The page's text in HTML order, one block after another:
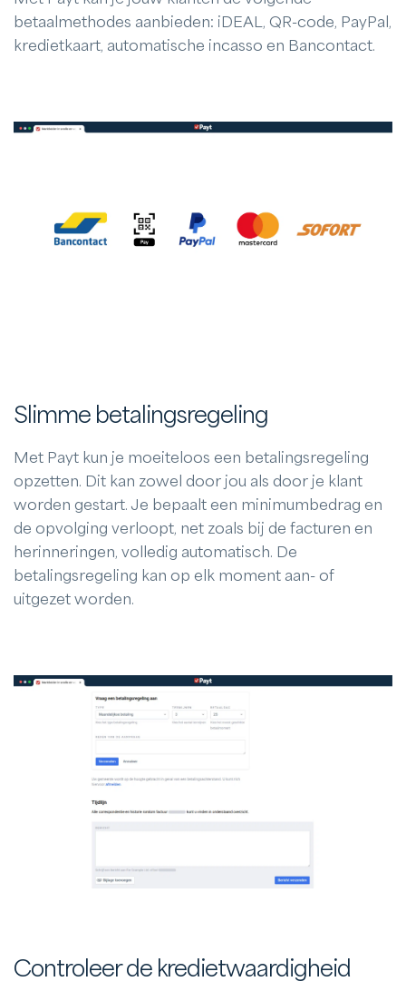
betaalmethodes aanbieden: iDEAL, QR-code, PayPal,
kredietkaart, automatische incasso en Bancontact.
Slimme betalingsregeling
Met Payt kun je moeiteloos een betalingsregeling
opzetten. Dit kan zowel door jou als door je klant
worden gestart. Je bepaalt een minimumbedrag en
de opvolging verloopt, net zoals bij de facturen en
herinneringen, volledig automatisch. De
betalingsregeling kan op elk moment aan- of
uitgezet worden.
Controleer de kredietwaardigheid